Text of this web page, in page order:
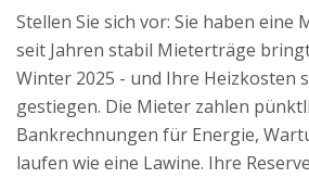
Stellen Sie sich vor: Sie haben eine
seit Jahren stabil Mieterträge
Winter 2025 - und Ihre Heizkosten
gestiegen. Die Mieter zahlen
Bankrechnungen für Energie,
laufen wie eine Lawine. Ihre